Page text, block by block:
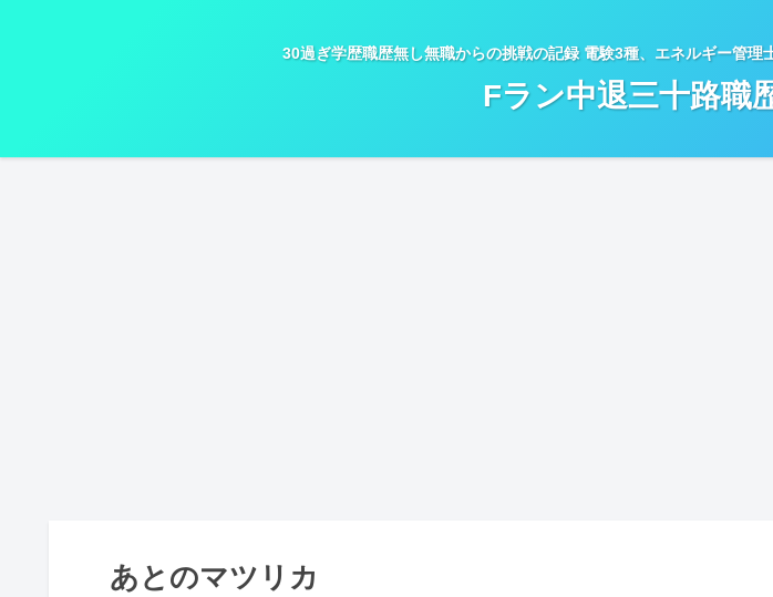
30過ぎ学歴職歴無し無職からの挑戦の記録 電験3種、エネルギー管
Fラン中退三十路職
あとのマツリカ